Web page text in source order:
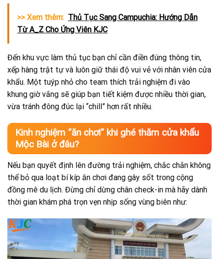
>> Xem thêm: Thủ Tục Sang Campuchia: Hướng Dẫn
Từ A_Z Cho Ứng Viên KJC
Đến khu vực làm thủ tục bạn chỉ cần điền đúng thông tin,
xếp hàng trật tự và luôn giữ thái độ vui vẻ với nhân viên cửa
khẩu. Một tuýp nhỏ cho team thích trải nghiệm đi vào
khung giờ vắng sẽ giúp bạn tiết kiệm được nhiều thời gian,
vừa tránh đông đúc lại “chill” hơn rất nhiều.
Kinh nghiệm “ăn chơi” khi ghé thăm cửa khẩu
Mộc Bài ở đâu?
Nếu bạn quyết định lên đường trải nghiệm, chắc chắn không
thể bỏ qua loạt bí kíp ăn chơi đang gây sốt trong cộng
đồng mê du lịch. Đừng chỉ dừng chân check-in mà hãy dành
thời gian khám phá trọn vẹn nhịp sống vùng biên như: